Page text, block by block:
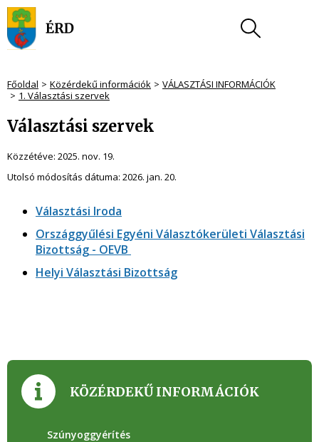
Főoldal Közérdekű információk
VÁLASZTÁSI INFORMÁCIÓK
1. Választási szervek
Választási szervek
Közzétéve: 2025. nov. 19.
Utolsó módosítás dátuma: 2026. jan. 20.
Választási Iroda
Országgyűlési Egyéni Választókerületi Választási
Bizottság - OEVB
Helyi Választási Bizottság
KÖZÉRDEKŰ INFORMÁCIÓK
Szúnyoggyérítés